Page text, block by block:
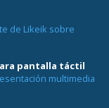
de Likeik sobre
pantalla táctil
multimedia